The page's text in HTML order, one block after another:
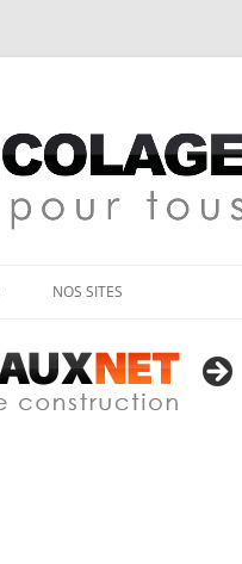
NOS SITES